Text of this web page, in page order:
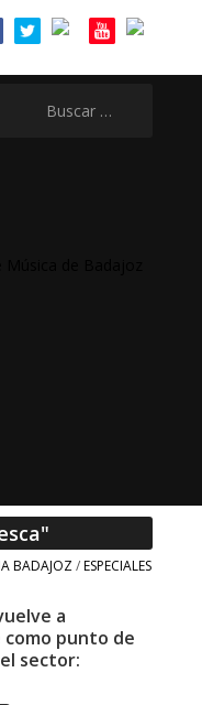
BADAJOZ/ESPECIALES
a
como punto de
sector: